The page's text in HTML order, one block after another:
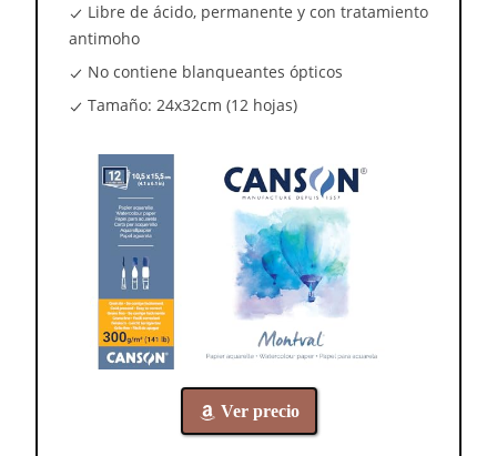
Libre de ácido, permanente y con tratamiento
antimoho
No contiene blanqueantes ópticos
Tamaño: 24x32cm (12 hojas)
Ver precio